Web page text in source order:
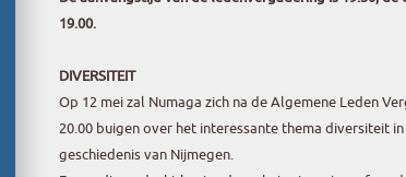
19.00.
DIVERSITEIT
Op 12 mei zal Numaga zich na de Algemene Leden
20.00 buigen over het interessante thema diversiteit
geschiedenis van Nijmegen.